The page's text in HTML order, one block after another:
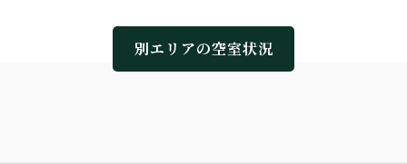
別エリアの空室状況